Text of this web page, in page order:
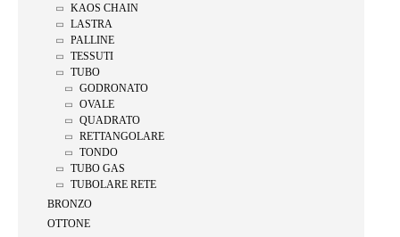
KAOS CHAIN
LASTRA
PALLINE
TESSUTI
TUBO
GODRONATO
OVALE
QUADRATO
RETTANGOLARE
TONDO
TUBO GAS
TUBOLARE RETE
BRONZO
OTTONE